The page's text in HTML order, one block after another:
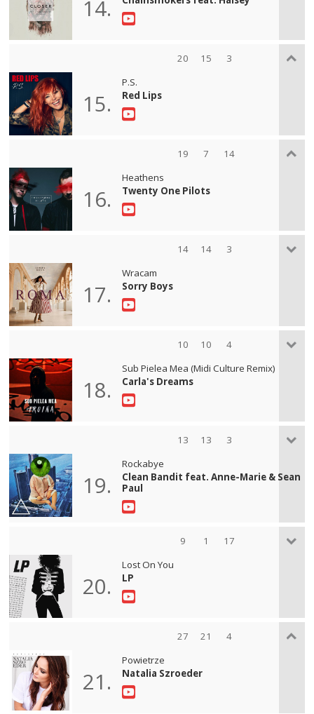
14.
20 15 3
15.
P.S.
Red Lips
19 7 14
16.
Heathens
Twenty One Pilots
14 14 3
17.
Wracam
Sorry Boys
10 10 4
18.
Sub Pielea Mea (Midi Culture Remix)
Carla's Dreams
13 13 3
19.
Rockabye
Clean Bandit feat. Anne-Marie & Sean
Paul
9 1 17
20.
Lost On You
LP
27 21 4
21.
Powietrze
Natalia Szroeder